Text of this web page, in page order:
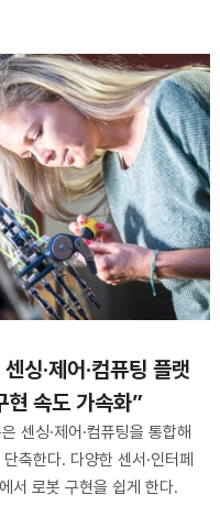
싱·제어·컴퓨팅 플랫
현 속도 가속화”
센싱·제어·컴퓨팅을 통합해
축한다. 다양한 센서·인터페
서 로봇 구현을 쉽게 한다.